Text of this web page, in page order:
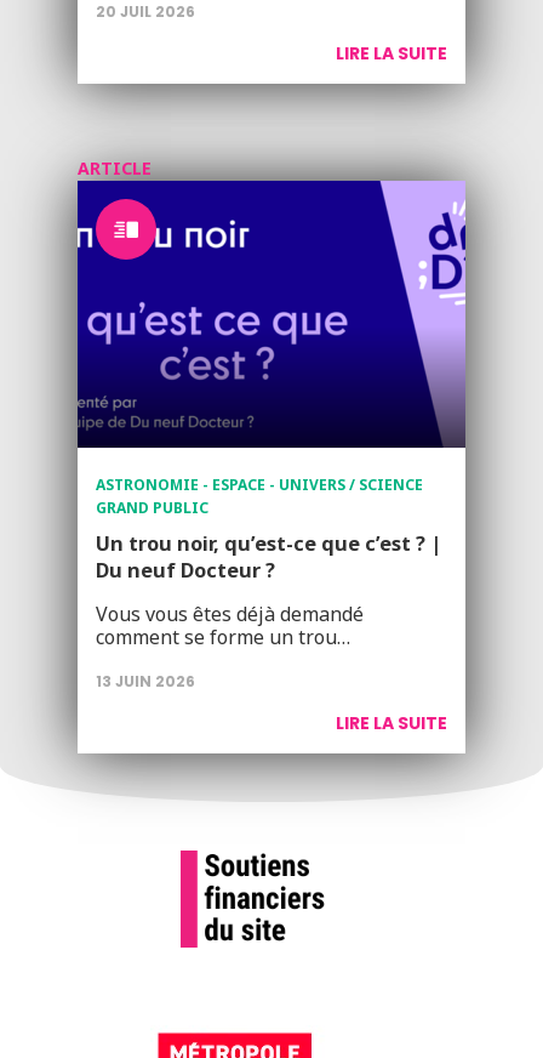
20 JUIL 2026
LIRE LA SUITE
ARTICLE
ASTRONOMIE - ESPACE - UNIVERS / SCIENCE
GRAND PUBLIC
Un trou noir, qu’est-ce que c’est ? |
Du neuf Docteur ?
Vous vous êtes déjà demandé
comment se forme un trou…
13 JUIN 2026
LIRE LA SUITE